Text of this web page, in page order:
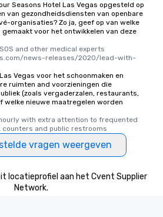
Seasons Hotel Las Vegas opgesteld op
van gezondheidsdiensten van openbare
organisaties? Zo ja, geef op van welke
voor het ontwikkelen van deze
and other medical experts
news-releases/2020/lead-with-
Vegas voor het schoonmaken en
ruimten and voorzieningen die
(zoals vergaderzalen, restaurants,
welke nieuwe maatregelen worden
with extra attention to frequented
and public restrooms
vragen weergeven
locatieprofiel aan het Cvent Supplier
Network.